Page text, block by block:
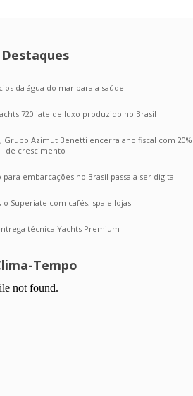
Destaques
da água do mar para a saúde.
720 iate de luxo produzido no Brasil
Azimut Benetti encerra ano fiscal com 20%
de crescimento
embarcações no Brasil passa a ser digital
o Superiate com cafés, spa e lojas.
técnica Yachts Premium
Tempo